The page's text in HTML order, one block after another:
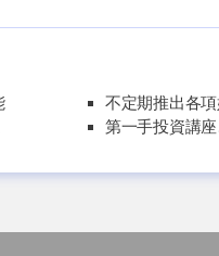
不定期推出各
第一手投資講